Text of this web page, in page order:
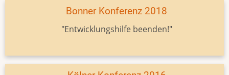
Bonner Konferenz 2018
"Entwicklungshilfe beenden!"